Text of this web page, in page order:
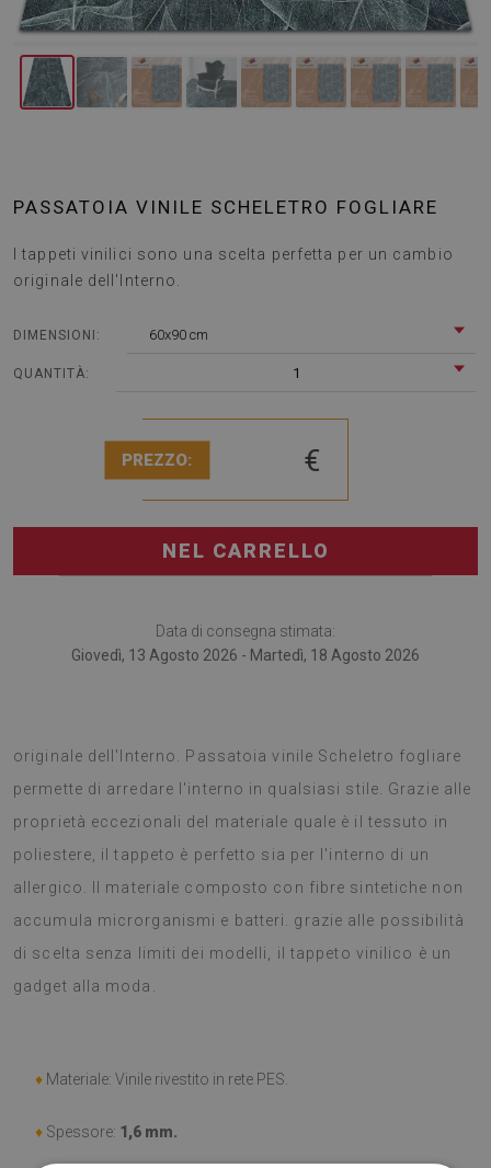
PASSATOIA VINILE SCHELETRO FOGLIARE
I tappeti vinilici sono una scelta perfetta per un cambio
originale dell'Interno.
DIMENSIONI: 60x90 cm
QUANTITÀ: 1
PREZZO: €
NEL CARRELLO
Data di consegna stimata:
Giovedì, 13 Agosto 2026 - Martedì, 18 Agosto 2026
originale dell'Interno. Passatoia vinile Scheletro fogliare
permette di arredare l'interno in qualsiasi stile. Grazie alle
proprietà eccezionali del materiale quale è il tessuto in
poliestere, il tappeto è perfetto sia per l'interno di un
allergico. Il materiale composto con fibre sintetiche non
accumula microrganismi e batteri. grazie alle possibilità
di scelta senza limiti dei modelli, il tappeto vinilico è un
gadget alla moda.
♦ Materiale: Vinile rivestito in rete PES.
♦ Spessore: 1,6 mm.